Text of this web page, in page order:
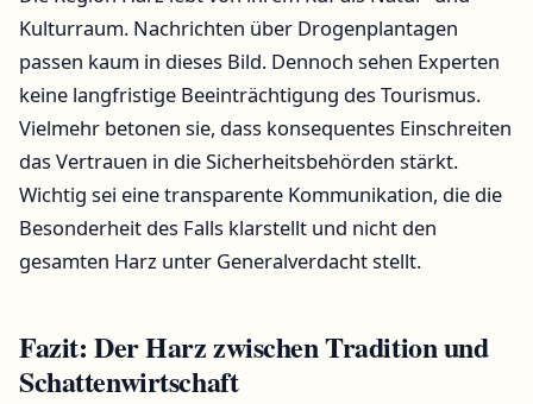
Kulturraum. Nachrichten über Drogenplantagen
passen kaum in dieses Bild. Dennoch sehen Experten
keine langfristige Beeinträchtigung des Tourismus.
Vielmehr betonen sie, dass konsequentes Einschreiten
das Vertrauen in die Sicherheitsbehörden stärkt.
Wichtig sei eine transparente Kommunikation, die die
Besonderheit des Falls klarstellt und nicht den
gesamten Harz unter Generalverdacht stellt.
Fazit: Der Harz zwischen Tradition und
Schattenwirtschaft